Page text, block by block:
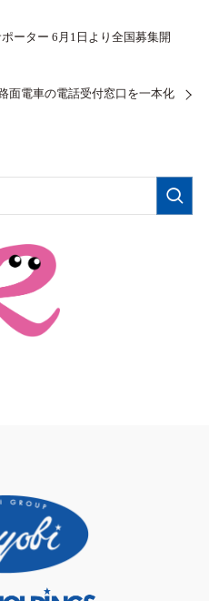
ーター 6月1日より全国募集開
面電車の電話受付窓口を一本化